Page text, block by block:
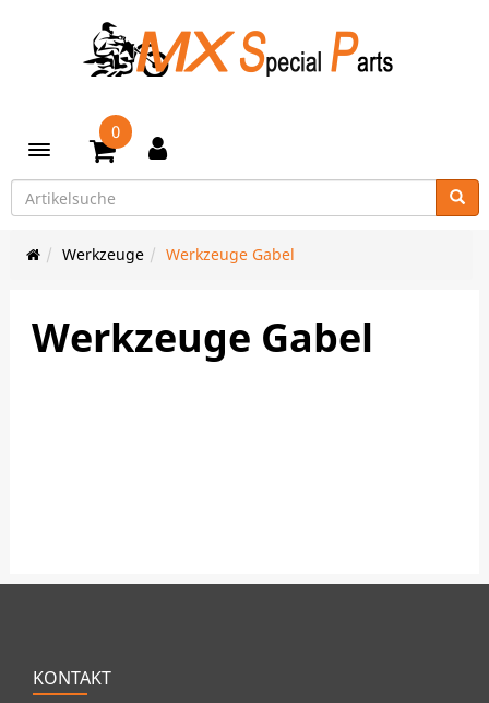
Toggle navigation
0
Werkzeuge Werkzeuge Gabel
Werkzeuge Gabel
KONTAKT